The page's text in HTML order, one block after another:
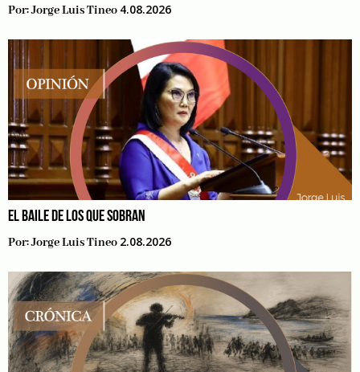
Por:Jorge Luis Tineo 4.08.2026
EL BAILE DE LOS QUE SOBRAN
Por:Jorge Luis Tineo 2.08.2026